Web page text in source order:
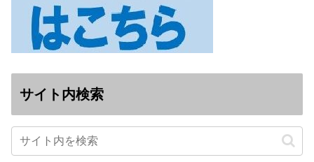
サイト内検索